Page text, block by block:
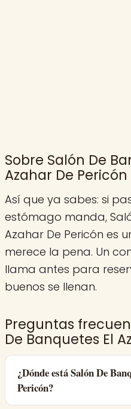
Sobre Salón De
Azahar De Pericón
Así que ya sabes: si
estómago manda,
Azahar De Pericón es
merece la pena. Un
llama antes para
buenos se llenan.
Preguntas
De Banquetes El
¿Dónde está Salón De
Pericón?